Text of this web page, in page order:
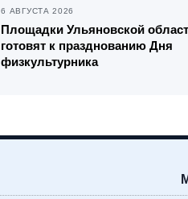
6 АВГУСТА 2026
Площадки Ульяновской
готовят к празднованию Дня
физкультурника